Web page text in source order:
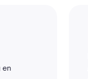
en